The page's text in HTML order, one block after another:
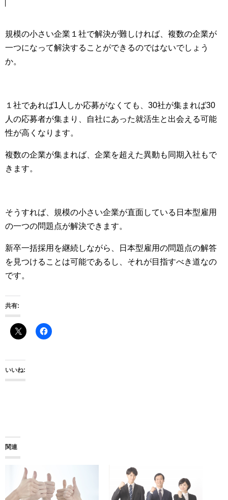
規模の小さい企業１社で解決が難しければ、複数の企業が
一つになって解決することができるのではないでしょう
か。
１社であれば1人しか応募がなくても、30社が集まれば30
人の応募者が集まり、自社にあった就活生と出会える可能
性が高くなります。
複数の企業が集まれば、企業を超えた異動も同期入社もで
きます。
そうすれば、規模の小さい企業が直面している日本型雇用
の一つの問題点が解決できます。
新卒一括採用を継続しながら、日本型雇用の問題点の解答
を見つけることは可能であるし、それが目指すべき道なの
です。
共有:
いいね:
関連